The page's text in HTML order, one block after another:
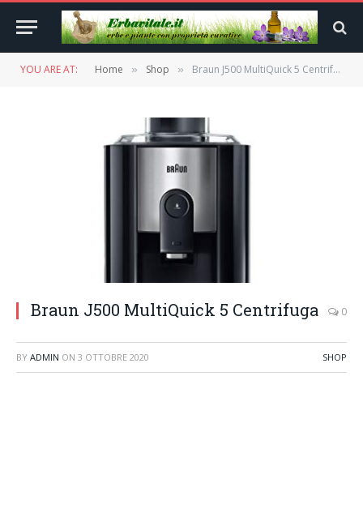
YOU ARE AT: Home » Shop » Braun J500 MultiQuick 5 Centrifuga
Braun J500 MultiQuick 5 Centrifuga 0
BY ADMIN ON 3 OTTOBRE 2020 SHOP